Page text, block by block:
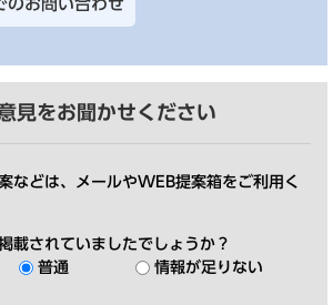
のお問い合わせ
見をお聞かせください
などは、メールやWEB提案箱をご利用く
載されていましたでしょうか？
普通 情報が足りない